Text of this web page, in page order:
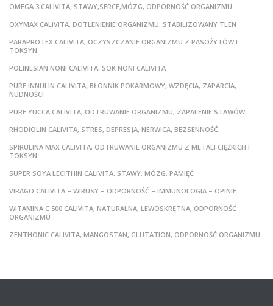
OMEGA 3 CALIVITA, STAWY,SERCE,MÓZG, ODPORNOŚĆ ORGANIZMU
OXYMAX CALIVITA, DOTLENIENIE ORGANIZMU, STABILIZOWANY TLEN
PARAPROTEX CALIVITA, OCZYSZCZANIE ORGANIZMU Z PASOŻYTÓW I
TOKSYN
POLINESIAN NONI CALIVITA, SOK NONI CALIVITA
PURE INNULIN CALIVITA, BŁONNIK POKARMOWY, WZDĘCIA, ZAPARCIA,
NUDNOŚCI
PURE YUCCA CALIVITA, ODTRUWANIE ORGANIZMU, ZAPALENIE STAWÓW
RHODIOLIN CALIVITA, STRES, DEPRESJA, NERWICA, BEZSENNOŚĆ
SPIRULINA MAX CALIVITA, ODTRUWANIE ORGANIZMU Z METALI CIĘŻKICH I
TOKSYN
SUPER SOYA LECITHIN CALIVITA, STAWY, MÓZG, PAMIĘĆ
VIRAGO CALIVITA – WIRUSY – ODPORNOŚĆ – IMMUNOLOGIA – OPINIE
WITAMINA C 500 CALIVITA, NATURALNA, LEWOSKRĘTNA, ODPORNOŚĆ
ORGANIZMU
ZENTHONIC CALIVITA, MANGOSTAN, GLUTATION, ODPORNOŚĆ ORGANIZMU